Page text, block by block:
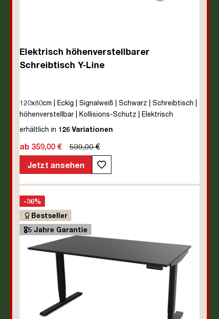
Elektrisch höhenverstellbarer
Schreibtisch Y-Line
120x80cm | Eckig | Signalweiß | Schwarz | Schreibtisch |
höhenverstellbar | Kollisions-Schutz | Elektrisch
höhenverstellbar | Kindersicherung | Metall | Holz |
Herstellergarantie | unmontiert | TÜV© mobiles Arbeiten
| bis zu 80 kg | Y-Line | Steckertyp C
erhältlich in 126 Variationen
ab 359,00 €
599,00 €
Jetzt ansehen
-36%
Bestseller
🎖️5 Jahre Garantie